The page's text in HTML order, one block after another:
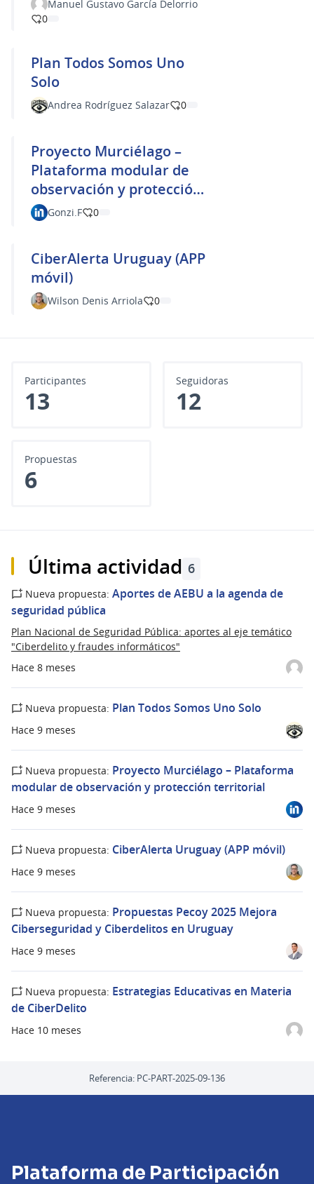
Manuel Gustavo García Delorrio
0
Plan Todos Somos Uno
Solo
Andrea Rodríguez Salazar 0
Proyecto Murciélago –
Plataforma modular de
observación y protección
territorial
Gonzi.F 0
CiberAlerta Uruguay (APP
móvil)
Wilson Denis Arriola 0
Participantes
13
Seguidoras
12
Propuestas
6
Última actividad 6
Hace 8 meses
Nueva propuesta: Aportes de AEBU a la agenda de
seguridad pública
Plan Nacional de Seguridad Pública: aportes al eje temático
"Ciberdelito y fraudes informáticos"
Hace 9 meses
Nueva propuesta: Plan Todos Somos Uno Solo
Hace 9 meses
Nueva propuesta: Proyecto Murciélago – Plataforma
modular de observación y protección territorial
Hace 9 meses
Nueva propuesta: CiberAlerta Uruguay (APP móvil)
Hace 9 meses
Nueva propuesta: Propuestas Pecoy 2025 Mejora
Ciberseguridad y Ciberdelitos en Uruguay
Hace 10 meses
Nueva propuesta: Estrategias Educativas en Materia
de CiberDelito
Referencia: PC-PART-2025-09-136
Plataforma de Participación